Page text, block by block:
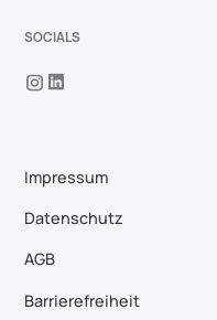
SOCIALS
Impressum
Datenschutz
AGB
Barrierefreiheit